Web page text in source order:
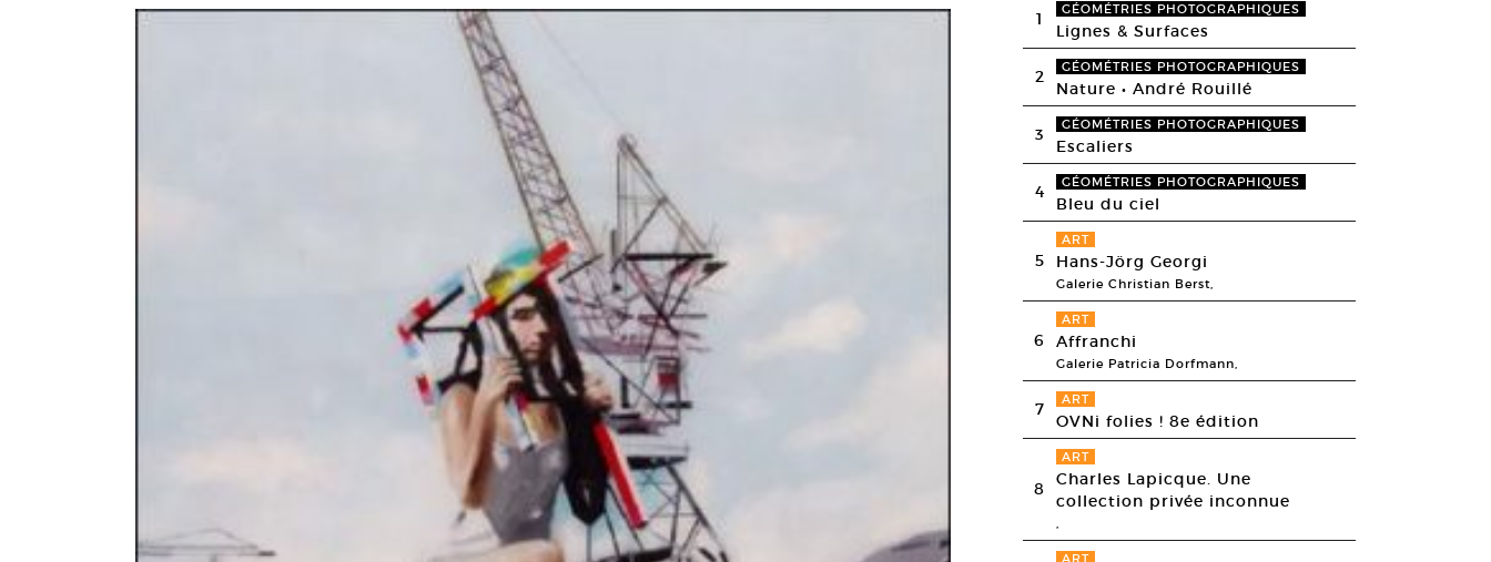
1 GÉOMÉTRIES PHOTOGRAPHIQUES
Lignes & Surfaces
2 GÉOMÉTRIES PHOTOGRAPHIQUES
Nature • André Rouillé
3 GÉOMÉTRIES PHOTOGRAPHIQUES
Escaliers
4 GÉOMÉTRIES PHOTOGRAPHIQUES
Bleu du ciel
5
ART
Hans-Jörg Georgi
Galerie Christian Berst,
6
ART
Affranchi
Galerie Patricia Dorfmann,
7 ART
OVNi folies ! 8e édition
8
ART
Charles Lapicque. Une
collection privée inconnue
,
ART